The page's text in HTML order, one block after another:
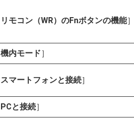
リモコン（WR）のFnボタンの機能］
機内モード］
スマートフォンと接続］
PCと接続］